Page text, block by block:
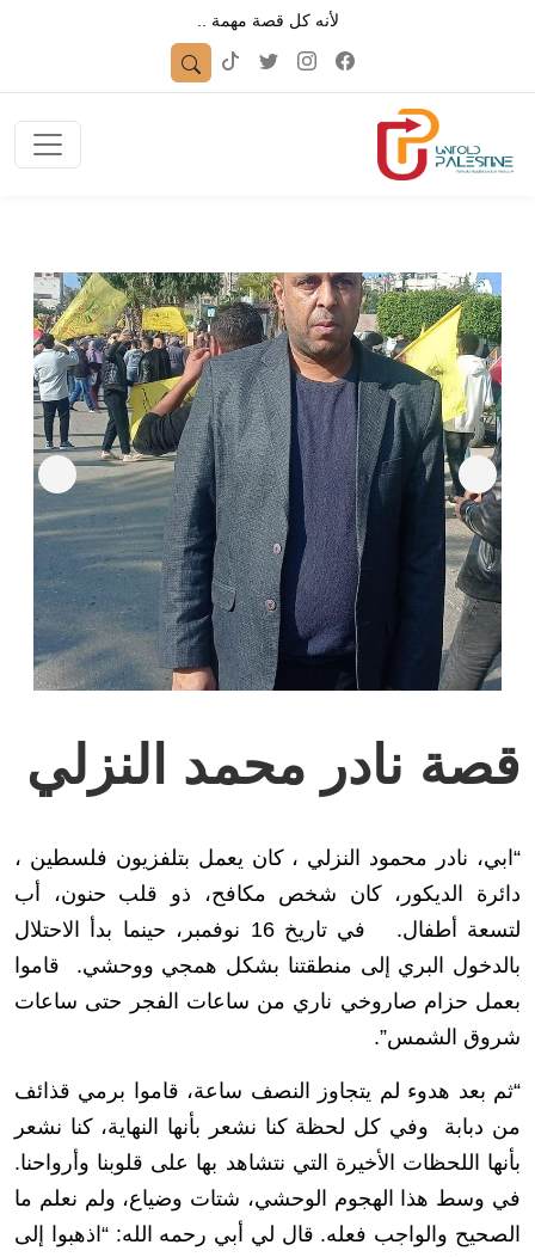
لأنه كل قصة مهمة ..
قصة نادر محمد النزلي
“ابي، نادر محمود النزلي ، كان يعمل بتلفزيون فلسطين ،
دائرة الديكور، كان شخص مكافح، ذو قلب حنون، أب
لتسعة أطفال. في تاريخ 16 نوفمبر، حينما بدأ الاحتلال
بالدخول البري إلى منطقتنا بشكل همجي ووحشي. قاموا
بعمل حزام صاروخي ناري من ساعات الفجر حتى ساعات
شروق الشمس”.
“ثم بعد هدوء لم يتجاوز النصف ساعة، قاموا برمي قذائف
من دبابة وفي كل لحظة كنا نشعر بأنها النهاية، كنا نشعر
بأنها اللحظات الأخيرة التي نتشاهد بها على قلوبنا وأرواحنا.
في وسط هذا الهجوم الوحشي، شتات وضياع، ولم نعلم ما
الصحيح والواجب فعله. قال لي أبي رحمه الله: “اذهبوا إلى